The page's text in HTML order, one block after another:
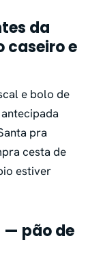
da
caseiro e
e bolo de
pra
cesta de
estiver
— pão de